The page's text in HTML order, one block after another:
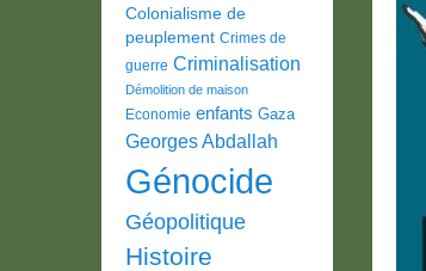
Colonialisme de
peuplement Crimes de
guerre Criminalisation
Démolition de maison
Economie enfants Gaza
Georges Abdallah
Génocide
Géopolitique
Histoire